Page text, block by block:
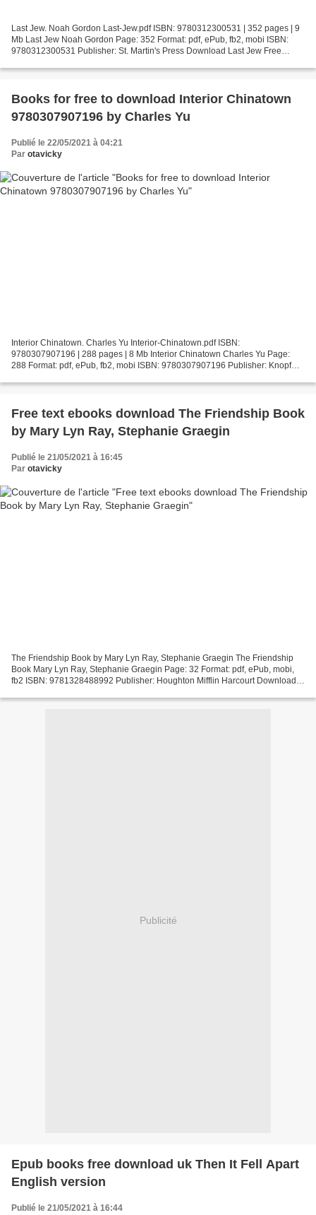
Last Jew. Noah Gordon Last-Jew.pdf ISBN: 9780312300531 | 352 pages | 9
Mb Last Jew Noah Gordon Page: 352 Format: pdf, ePub, fb2, mobi ISBN:
9780312300531 Publisher: St. Martin's Press Download Last Jew Free
Books for free to download Interior Chinatown
9780307907196 by Charles Yu
Publié le 22/05/2021 à 04:21
Par otavicky
Interior Chinatown. Charles Yu Interior-Chinatown.pdf ISBN:
9780307907196 | 288 pages | 8 Mb Interior Chinatown Charles Yu Page:
288 Format: pdf, ePub, fb2, mobi ISBN: 9780307907196 Publisher: Knopf
Free text ebooks download The Friendship Book
by Mary Lyn Ray, Stephanie Graegin
Publié le 21/05/2021 à 16:45
Par otavicky
The Friendship Book by Mary Lyn Ray, Stephanie Graegin The Friendship
Book Mary Lyn Ray, Stephanie Graegin Page: 32 Format: pdf, ePub, mobi,
fb2 ISBN: 9781328488992 Publisher: Houghton Mifflin Harcourt Download
Publicité
Epub books free download uk Then It Fell Apart
English version
Publié le 21/05/2021 à 16:44